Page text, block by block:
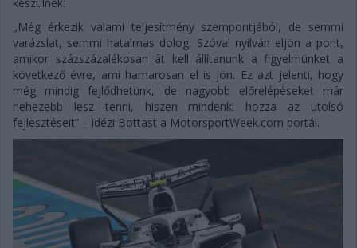
„Még érkezik valami teljesítmény szempontjából, de semmi
varázslat, semmi hatalmas dolog. Szóval nyilván eljön a pont,
amikor százszázalékosan át kell állítanunk a figyelmünket a
következő évre, ami hamarosan el is jön. Ez azt jelenti, hogy
még mindig fejlődhetünk, de nagyobb előrelépéseket már
nehezebb lesz tenni, hiszen mindenki hozza az utolsó
fejlesztéseit” – idézi Bottast a MotorsportWeek.com portál.